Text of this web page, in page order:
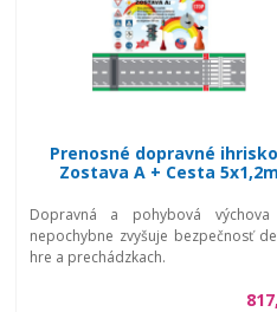
Prenosné dopravné
Zostava A + Cesta 5x1,2m
Dopravná a pohybová
nepochybne zvyšuje bezpečnosť
hre a prechádzkach.